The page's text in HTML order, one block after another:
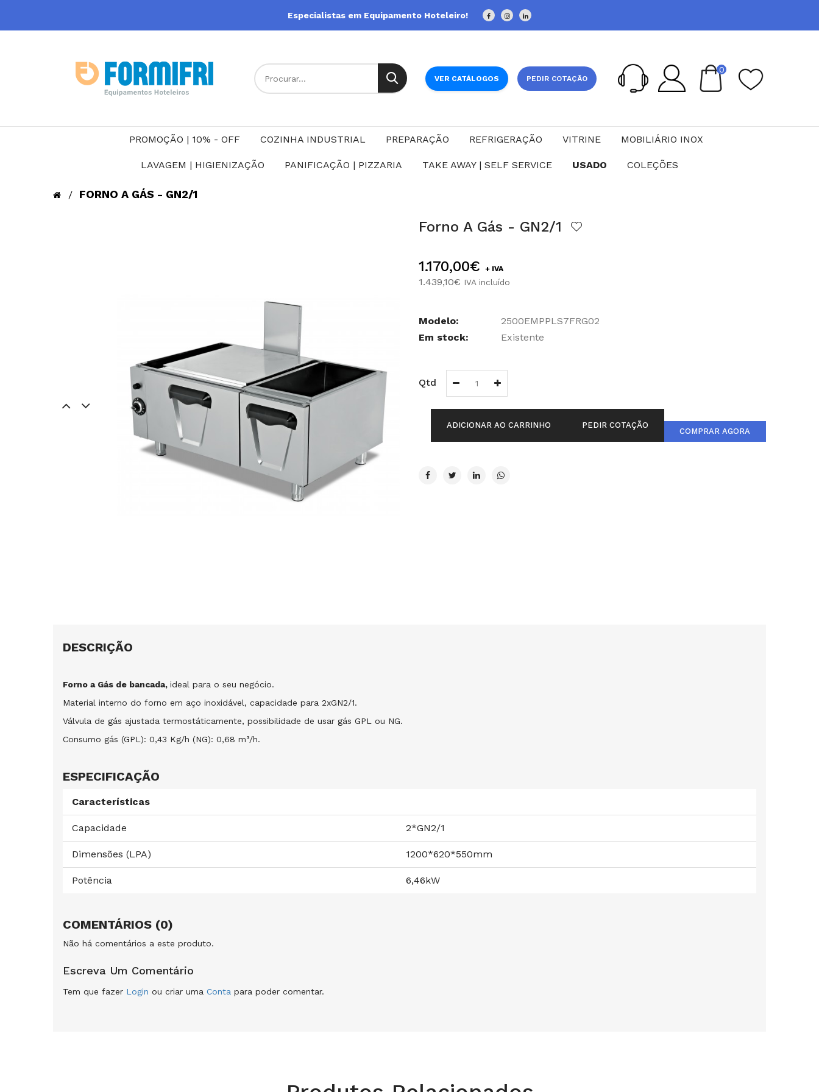
Especialistas em Equipamento Hoteleiro!
VER CATÁLOGOS PEDIR COTAÇÃO
0
PROMOÇÃO | 10% - OFF COZINHA INDUSTRIAL PREPARAÇÃO REFRIGERAÇÃO VITRINE MOBILIÁRIO INOX
LAVAGEM | HIGIENIZAÇÃO PANIFICAÇÃO | PIZZARIA TAKE AWAY | SELF SERVICE USADO COLEÇÕES
FORNO A GÁS - GN2/1
Forno A Gás - GN2/1
1.170,00€ + IVA
1.439,10€ IVA incluído
Modelo:
2500EMPPLS7FRG02
Em stock:
Existente
Qtd
ADICIONAR AO CARRINHO PEDIR COTAÇÃO
COMPRAR AGORA
DESCRIÇÃO
Forno a Gás de bancada, ideal para o seu negócio.
Material interno do forno em aço inoxidável, capacidade para 2xGN2/1.
Válvula de gás ajustada termostáticamente, possibilidade de usar gás GPL ou NG.
Consumo gás (GPL): 0,43 Kg/h (NG): 0,68 m³/h.
ESPECIFICAÇÃO
Características
Capacidade 2*GN2/1
Dimensões (LPA) 1200*620*550mm
Potência 6,46kW
COMENTÁRIOS (0)
Não há comentários a este produto.
Escreva Um Comentário
Tem que fazer Login ou criar uma Conta para poder comentar.